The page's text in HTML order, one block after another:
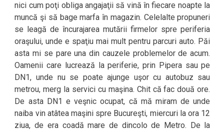
nici cum poţi obliga angajaţii să vină în fiecare noapte la
muncă şi să bage marfa în magazin. Celelalte propuneri
se leagă de încurajarea mutării firmelor spre periferia
oraşului, unde e spaţiu mai mult pentru parcuri auto. Păi
asta mi se pare una din cauzele problemelor de acum.
Oamenii care lucrează la periferie, prin Pipera sau pe
DN1, unde nu se poate ajunge uşor cu autobuz sau
metrou, merg la servici cu maşina. Chit că fac două ore.
De asta DN1 e veşnic ocupat, că mă miram de unde
naiba vin atâtea maşini spre Bucureşti, miercuri la ora 12
ziua, de era coadă mare de dincolo de Metro. De la